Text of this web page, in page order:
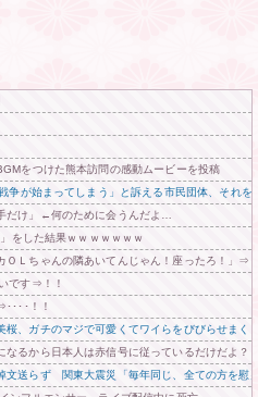
をつけた熊本訪問の感動ムービーを投稿
争が始まってしまう」と訴える市民団体、それ
だけ」←何のために会うんだよ…
をした結果ｗｗｗｗｗｗｗ
ＯＬちゃんの隣あいてんじゃん！座ったろ！」⇒
です⇒！！
･･･！！
桜、ガチのマジで可愛くてワイらをびびらせまく
なるから日本人は赤信号に従っているだけだよ？
文送らず 関東大震災「毎年同じ、全ての方を慰